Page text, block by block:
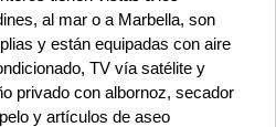
al mar o a Marbella, son
y están equipadas con aire
TV vía satélite y
privado con albornoz, secador
y artículos de aseo